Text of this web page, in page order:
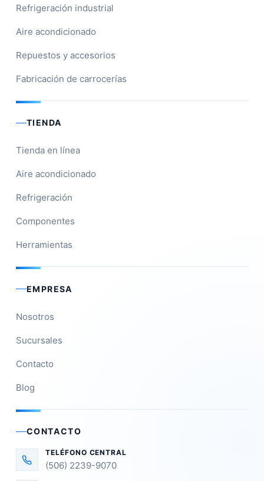
Refrigeración industrial
Aire acondicionado
Repuestos y accesorios
Fabricación de carrocerías
TIENDA
Tienda en línea
Aire acondicionado
Refrigeración
Componentes
Herramientas
EMPRESA
Nosotros
Sucursales
Contacto
Blog
CONTACTO
TELÉFONO CENTRAL
(506) 2239-9070